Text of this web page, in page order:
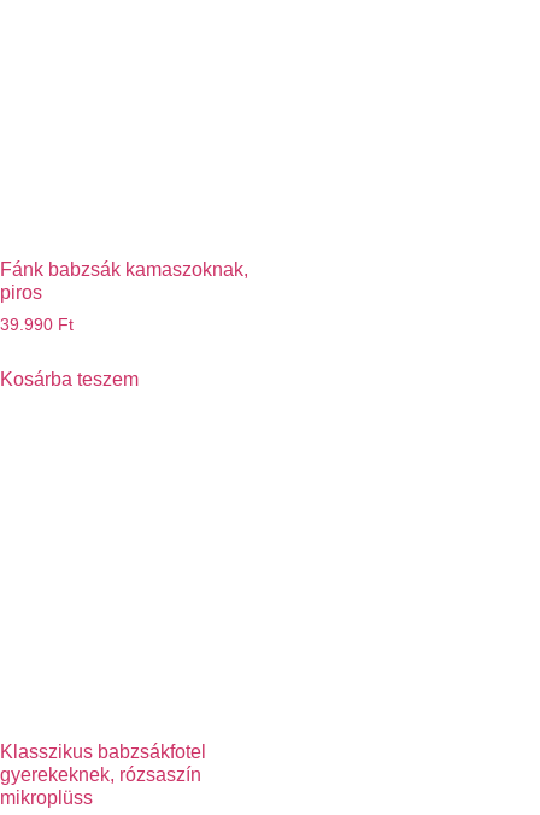
Fánk babzsák kamaszoknak,
piros
39.990 Ft
Kosárba teszem
Klasszikus babzsákfotel
gyerekeknek, rózsaszín
mikroplüss